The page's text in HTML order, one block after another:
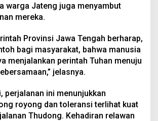
warga Jateng juga menyambut
mereka.
Provinsi Jawa Tengah berharap,
bagi masyarakat, bahwa manusia
menjalankan perintah Tuhan menuju
jelasnya.
perjalanan ini menunjukkan
royong dan toleransi terlihat kuat
Thudong. Kehadiran relawan